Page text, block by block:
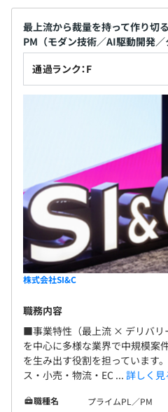
最上流から裁量を持って作り切
PM（モダン技術／AI駆動開発／
通過ランク：F
株式会社SI&C
職務内容
■事業特性（最上流 × デリバリ
を中心に多様な業界で中規模案
を生み出す役割を担っています
ス・小売・物流・EC ... 詳しく見
職種名
プライムPL／PM